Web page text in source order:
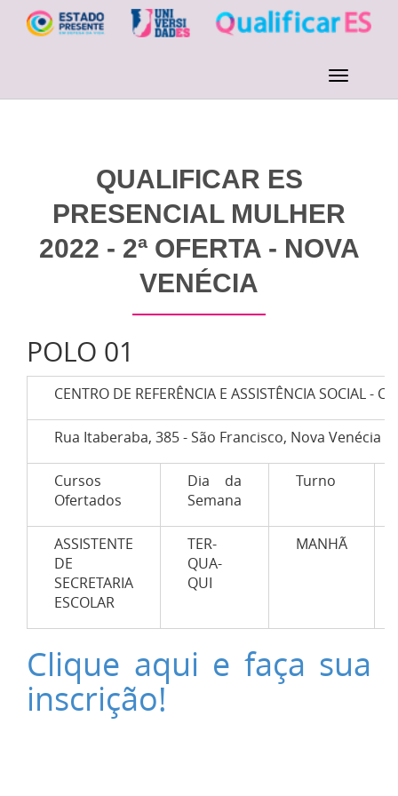
QUALIFICAR ES
PRESENCIAL MULHER
2022 - 2ª OFERTA - NOVA
VENÉCIA
POLO 01
CENTRO DE REFERÊNCIA E ASSISTÊNCIA SOCIAL -
Rua Itaberaba, 385 - São Francisco, Nova Venécia -
Cursos
Ofertados
Dia da
Semana
Turno
ASSISTENTE
DE
SECRETARIA
ESCOLAR
TER-
QUA-
QUI
MANHÃ
Clique aqui e faça sua
inscrição!